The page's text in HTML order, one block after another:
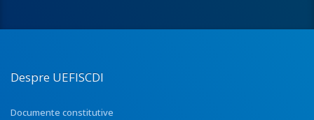
Despre UEFISCDI
Documente constitutive